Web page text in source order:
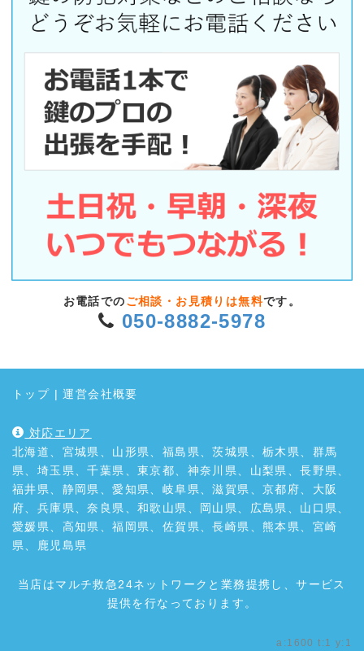
お電話での ご相談・お見積りは無料です。
050-8882-5978
トップ |運営会社概要
対応エリア
北海道、宮城県、山形県、福島県、茨城県、栃木県、群馬
県、埼玉県、千葉県、東京都、神奈川県、山梨県、長野県、
福井県、静岡県、愛知県、岐阜県、滋賀県、京都府、大阪
府、兵庫県、奈良県、和歌山県、岡山県、広島県、山口県、
愛媛県、高知県、福岡県、佐賀県、長崎県、熊本県、宮崎
県、鹿児島県
当店はマルチ救急24ネットワークと業務提携し、サービス
提供を行なっております。
a:1600 t:1 y:1